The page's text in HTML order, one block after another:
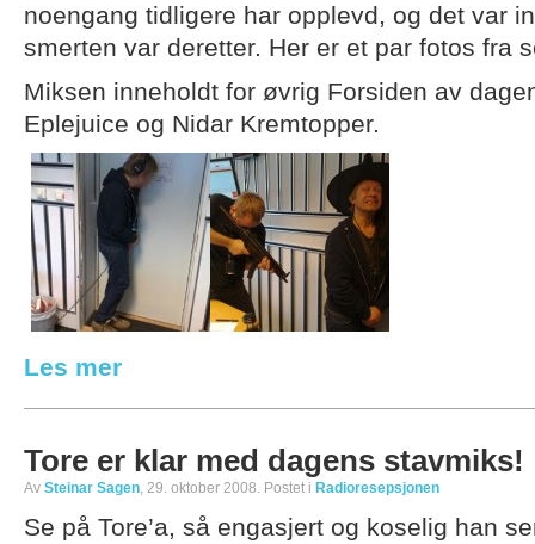
noengang tidligere har opplevd, og det var
smerten var deretter. Her er et par fotos fra
Miksen inneholdt for øvrig Forsiden av
Eplejuice og Nidar Kremtopper.
Les mer
Tore er klar med dagens stavmiks!
Av Steinar Sagen, 29. oktober 2008. Postet i Radioresepsjonen
Se på Tore’a, så engasjert og koselig han